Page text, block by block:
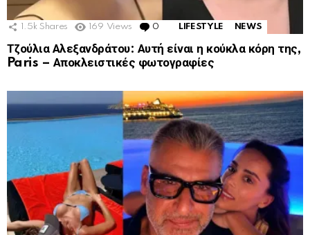
1.5k Shares 169 Views 0 Comments
LIFESTYLE NEWS
Τζούλια Αλεξανδράτου: Αυτή είναι η κούκλα κόρη της,
Paris – Αποκλειστικές φωτογραφίες